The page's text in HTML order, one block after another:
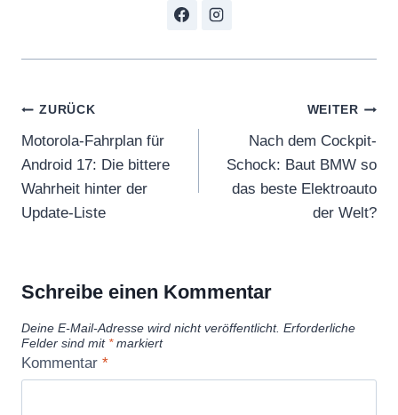
Beitragsnavigation
ZURÜCK
Motorola-Fahrplan für
Android 17: Die bittere
Wahrheit hinter der
Update-Liste
WEITER
Nach dem Cockpit-
Schock: Baut BMW so
das beste Elektroauto
der Welt?
Schreibe einen Kommentar
Deine E-Mail-Adresse wird nicht veröffentlicht. Erforderliche
Felder sind mit *markiert
Kommentar *